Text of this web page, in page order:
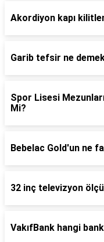
Akordiyon kapı
Garib tefsir ne
Spor Lisesi
Mi?
Bebelac Gold'un ne
32 inç televizyon
VakıfBank hangi